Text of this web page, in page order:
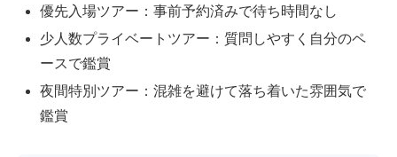
優先入場ツアー：事前予約済みで待ち時間なし
少人数プライベートツアー：質問しやすく自分のペ
ースで鑑賞
夜間特別ツアー：混雑を避けて落ち着いた雰囲気で
鑑賞